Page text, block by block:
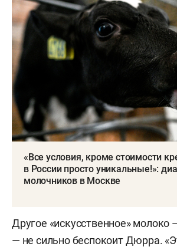
«Все условия, кроме стоимости
в России просто уникальные!»:
молочников в Москве
Другое «искусственное» молоко
— не сильно беспокоит Дюрра.